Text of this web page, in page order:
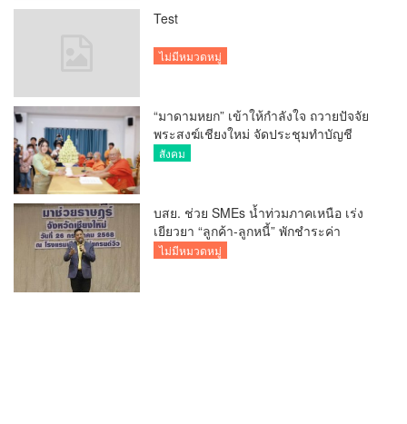
Test
ไม่มีหมวดหมู่
“มาดามหยก” เข้าให้กำลังใจ ถวายปัจจัย
พระสงฆ์เชียงใหม่ จัดประชุมทำบัญชี
รายรับรายจ่ายของวัด กว่า 300 รูป ที่วัด
สังคม
บสย. ช่วย SMEs น้ำท่วมภาคเหนือ เร่ง
เยียวยา “ลูกค้า-ลูกหนี้” พักชำระค่า
ธรรมเนียม-ค่างวด
ไม่มีหมวดหมู่